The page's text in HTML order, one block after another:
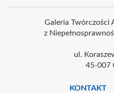
Galeria Twórczości
z
ul.
45-007
KONTAKT